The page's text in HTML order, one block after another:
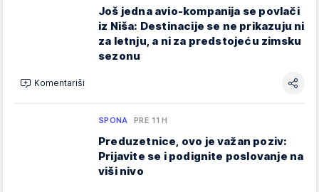
Još jedna avio-kompanija se povlači
iz Niša: Destinacije se ne prikazuju ni
za letnju, a ni za predstojeću zimsku
sezonu
Komentariši
SPONA PRE 11 H
Preduzetnice, ovo je važan poziv:
Prijavite se i podignite poslovanje na
viši nivo